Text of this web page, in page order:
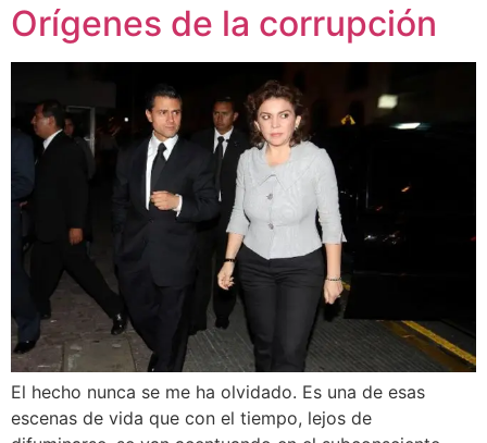
Orígenes de la corrupción
El hecho nunca se me ha olvidado. Es una de esas
escenas de vida que con el tiempo, lejos de